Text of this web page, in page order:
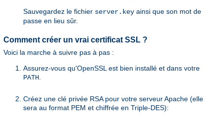
Sauvegardez le fichier server.key ainsi que son mot de
passe en lieu sûr.
Comment créer un vrai certificat SSL ?
Voici la marche à suivre pas à pas :
Assurez-vous qu'OpenSSL est bien installé et dans votre
PATH
Créez une clé privée RSA pour votre serveur Apache (elle
sera au format PEM et chiffrée en Triple-DES):